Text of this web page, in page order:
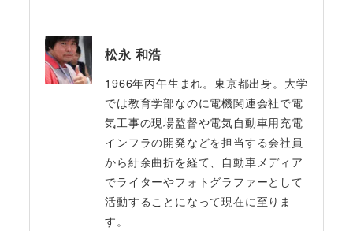
松永 和浩
1966年丙午生まれ。東京都出身。大学
では教育学部なのに電機関連会社で電
気工事の現場監督や電気自動車用充電
インフラの開発などを担当する会社員
から紆余曲折を経て、自動車メディア
でライターやフォトグラファーとして
活動することになって現在に至りま
す。